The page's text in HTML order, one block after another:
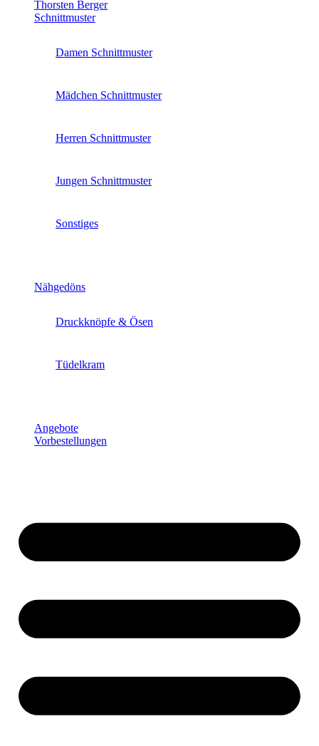
Thorsten Berger
Schnittmuster
Damen Schnittmuster
Mädchen Schnittmuster
Herren Schnittmuster
Jungen Schnittmuster
Sonstiges
Nähgedöns
Druckknöpfe & Ösen
Tüdelkram
Angebote
Vorbestellungen